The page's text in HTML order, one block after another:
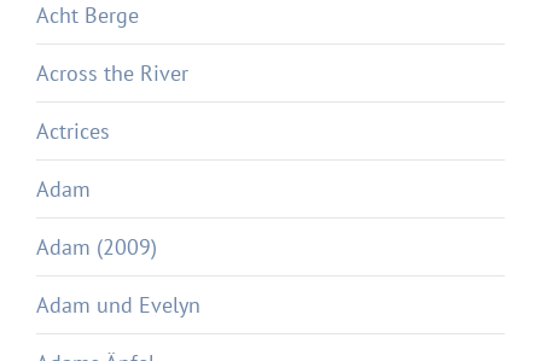
Acht Berge
Across the River
Actrices
Adam
Adam (2009)
Adam und Evelyn